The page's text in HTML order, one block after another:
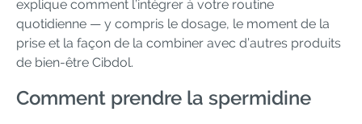
explique comment l’intégrer à votre routine
quotidienne — y compris le dosage, le moment de la
prise et la façon de la combiner avec d’autres produits
de bien-être Cibdol.
Comment prendre la spermidine